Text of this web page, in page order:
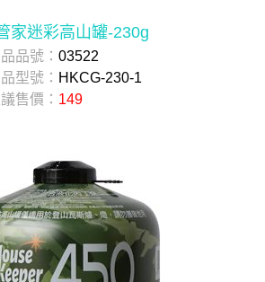
家迷彩高山罐-230g
品號： 03522
型號： HKCG-230-1
售價： 149